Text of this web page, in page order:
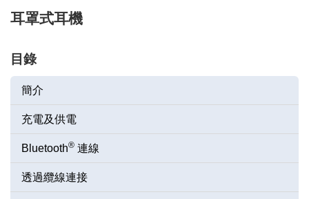
耳罩式耳機
目錄
簡介
充電及供電
Bluetooth® 連線
透過纜線連接